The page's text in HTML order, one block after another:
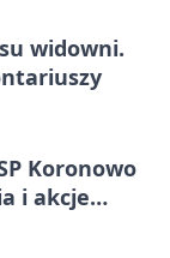
widowni.
Koronowo
i akcje